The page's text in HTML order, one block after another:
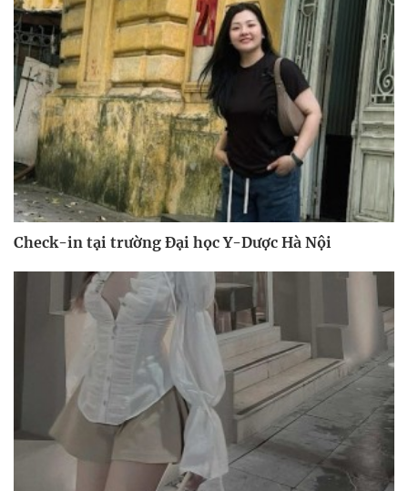
Check-in tại trường Đại học Y-Dược Hà Nội